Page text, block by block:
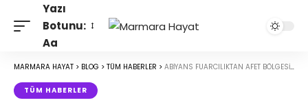
Yazı
Botunu:
Aa
MARMARA HAYAT > BLOG > TÜM HABERLER > ABIYANS FUARCILIKTAN AFET BÖLGESINE TAM DESTEK
TÜM HABERLER